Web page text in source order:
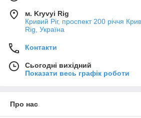
м. Kryvyi Rig
Кривий Ріг, проспект 200 річчя
Rig, Україна
Контакти
Сьогодні вихідний
Показати весь графік роботи
Про нас